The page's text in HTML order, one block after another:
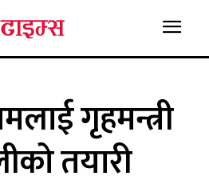
गृहमन्त्री
तयारी